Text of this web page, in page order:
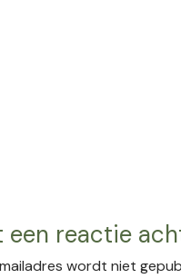
een reactie
wordt niet